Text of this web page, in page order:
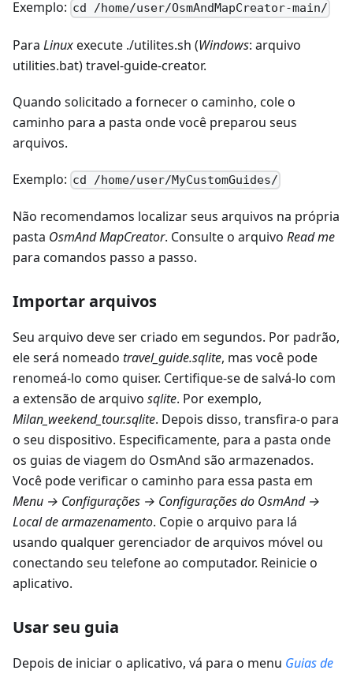
Exemplo: cd /home/user/OsmAndMapCreator-main/
Para Linuxexecute ./utilites.sh (Windows: arquivo
utilities.bat) travel-guide-creator.
Quando solicitado a fornecer o caminho, cole o
caminho para a pasta onde você preparou seus
arquivos.
Exemplo: cd /home/user/MyCustomGuides/
Não recomendamos localizar seus arquivos na própria
pasta OsmAnd MapCreator. Consulte o arquivo Read me
para comandos passo a passo.
Importar arquivos
Seu arquivo deve ser criado em segundos. Por padrão,
ele será nomeado travel_guide.sqlite, mas você pode
renomeá-lo como quiser. Certifique-se de salvá-lo com
a extensão de arquivo sqlite. Por exemplo,
Milan_weekend_tour.sqlite. Depois disso, transfira-o para
o seu dispositivo. Especificamente, para a pasta onde
os guias de viagem do OsmAnd são armazenados.
Você pode verificar o caminho para essa pasta em
Menu → Configurações → Configurações do OsmAnd →
Local de armazenamento. Copie o arquivo para lá
usando qualquer gerenciador de arquivos móvel ou
conectando seu telefone ao computador. Reinicie o
aplicativo.
Usar seu guia
Depois de iniciar o aplicativo, vá para o menu Guias de